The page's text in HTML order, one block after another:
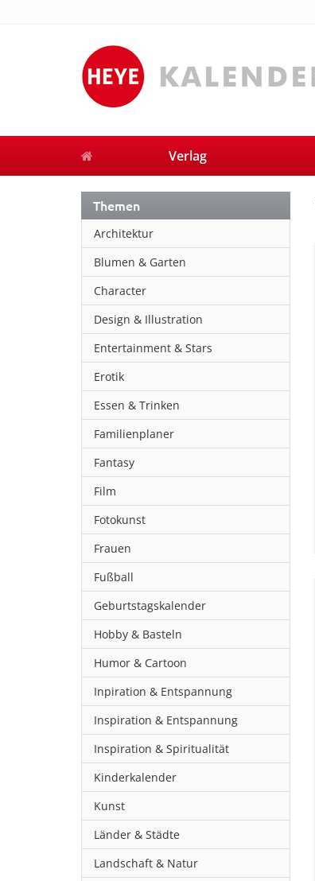
Verlag
Themen
Architektur
Blumen & Garten
Character
Design & Illustration
Entertainment & Stars
Erotik
Essen & Trinken
Familienplaner
Fantasy
Film
Fotokunst
Frauen
Fußball
Geburtstagskalender
Hobby & Basteln
Humor & Cartoon
Inpiration & Entspannung
Inspiration & Entspannung
Inspiration & Spiritualität
Kinderkalender
Kunst
Länder & Städte
Landschaft & Natur